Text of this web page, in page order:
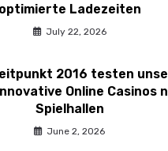
optimierte Ladezeiten
July 22, 2026
2016 testen
Online Casinos
Spielhallen
June 2, 2026